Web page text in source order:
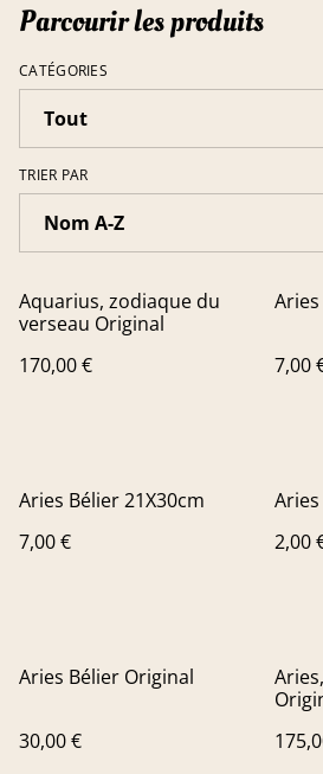
Parcourir les produits
CATÉGORIES
TRIER PAR
Aquarius, zodiaque du
verseau Original
170,00 €
7,00
Aries Bélier 21X30cm
7,00 €
2,00
Aries Bélier Original
30,00 €